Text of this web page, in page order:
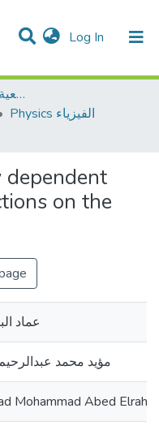
Log In (current)
Dissertations & Theses الرسائل الجامعية
Physics الفيزياء
on the
عماد
مؤيد محمد
Mohammad Abed